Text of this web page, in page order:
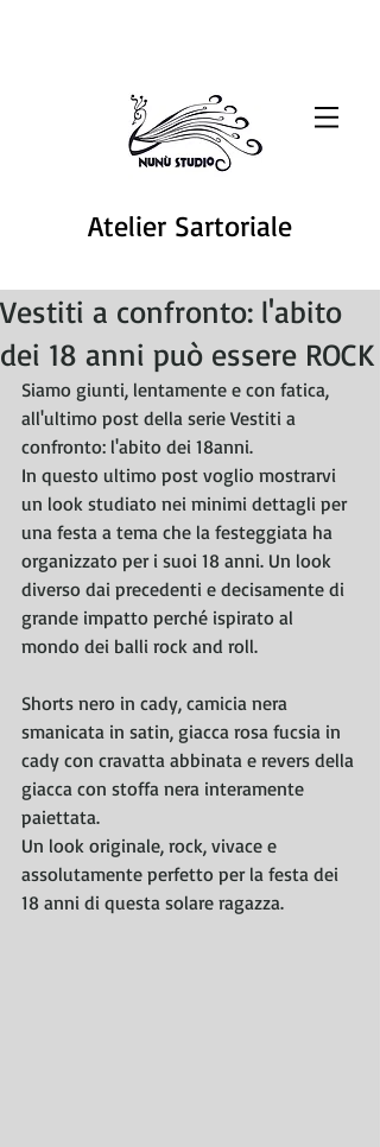
Atelier Sartoriale
Vestiti a confronto: l'abito
dei 18 anni può essere ROCK
Siamo giunti, lentamente e con fatica,
all'ultimo post della serie Vestiti a
confronto: l'abito dei 18anni.
In questo ultimo post voglio mostrarvi
un look studiato nei minimi dettagli per
una festa a tema che la festeggiata ha
organizzato per i suoi 18 anni. Un look
diverso dai precedenti e decisamente di
grande impatto perché ispirato al
mondo dei balli rock and roll.
Shorts nero in cady, camicia nera
smanicata in satin, giacca rosa fucsia in
cady con cravatta abbinata e revers della
giacca con stoffa nera interamente
paiettata.
Un look originale, rock, vivace e
assolutamente perfetto per la festa dei
18 anni di questa solare ragazza.